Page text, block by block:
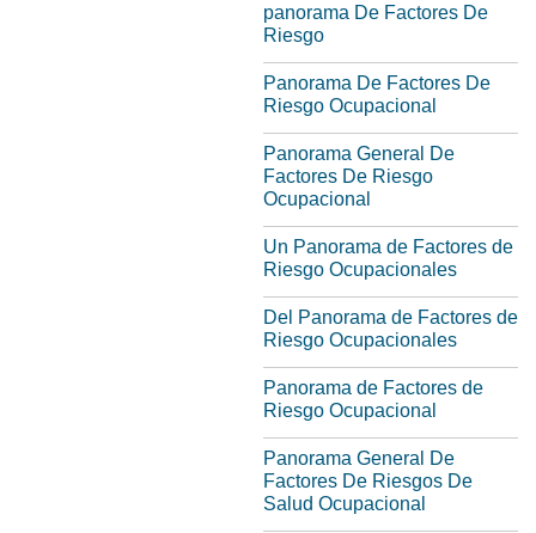
panorama De Factores De
Riesgo
Panorama De Factores De
Riesgo Ocupacional
Panorama General De
Factores De Riesgo
Ocupacional
Un Panorama de Factores de
Riesgo Ocupacionales
Del Panorama de Factores de
Riesgo Ocupacionales
Panorama de Factores de
Riesgo Ocupacional
Panorama General De
Factores De Riesgos De
Salud Ocupacional